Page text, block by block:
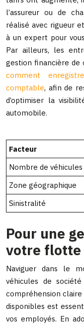
l’assureur ou de
réalisé avec rigueur
à un expert pour
Par ailleurs, les
gestion financière de
comment
comptable, afin de
d’optimiser la
automobile.
Facteur
Nombre de véhicules
Zone géographique
Sinistralité
Pour une
votre flotte
Naviguer dans le
véhicules de
compréhension
disponibles est
vos employés. En